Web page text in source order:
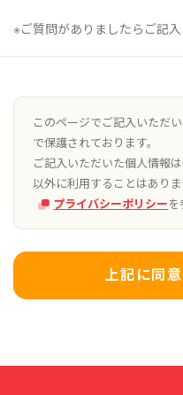
※ご質問がありましたらご記
このページでご記入いただ
で保護されております。
ご記入いただいた個人情報
以外に利用することはあり
プライバシーポリシー を
上記に同